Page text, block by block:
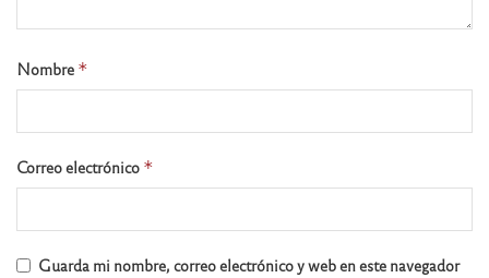
Nombre *
Correo electrónico *
Guarda mi nombre, correo electrónico y web en este navegador